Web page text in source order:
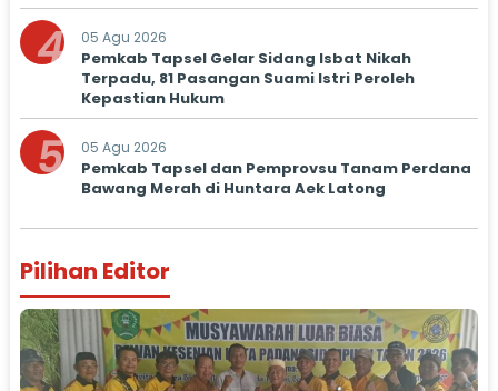
4 05 Agu 2026
Pemkab Tapsel Gelar Sidang Isbat Nikah
Terpadu, 81 Pasangan Suami Istri Peroleh
Kepastian Hukum
5 05 Agu 2026
Pemkab Tapsel dan Pemprovsu Tanam Perdana
Bawang Merah di Huntara Aek Latong
Pilihan Editor